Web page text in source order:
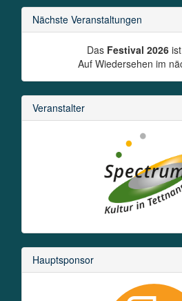
navigation
Nächste Veranstaltungen
Das Festival 2026ist
Auf Wiedersehen im
Veranstalter
Hauptsponsor